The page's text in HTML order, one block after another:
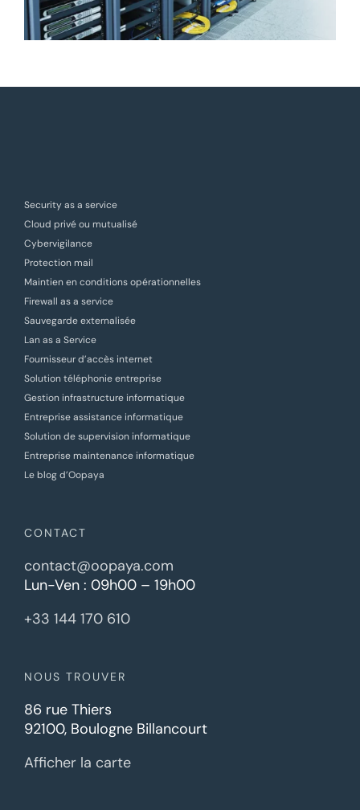
Security as a service
Cloud privé ou mutualisé
Cybervigilance
Protection mail
Maintien en conditions opérationnelles
Firewall as a service
Sauvegarde externalisée
Lan as a Service
Fournisseur d’accès internet
Solution téléphonie entreprise
Gestion infrastructure informatique
Entreprise assistance informatique
Solution de supervision informatique
Entreprise maintenance informatique
Le blog d’Oopaya
CONTACT
contact@oopaya.com
Lun-Ven : 09h00 – 19h00
+33 144 170 610
NOUS TROUVER
86 rue Thiers
92100, Boulogne Billancourt
Afficher la carte